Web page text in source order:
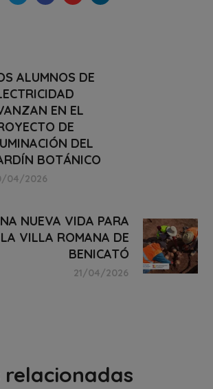
ALUMNOS DE
EN EL
DE
DEL
BOTÁNICO
04/2026
NUEVA VIDA PARA
LA VILLA ROMANA DE
BENICATÓ
21/04/2026
relacionadas